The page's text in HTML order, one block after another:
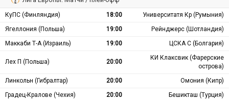
КуПС (Финляндия) 18:00
Университатя Кр (Румыния)
Ягеллония (Польша)
19:00
Рейнджерс (Шотландия)
Маккаби Т-А (Израиль)
19:00 ЦСКА С (Болгария)
Лех П (Польша) 20:00
КИ Клаксвик (Фарерские
острова)
Линкольн (Гибралтар)
20:00
Омония (Кипр)
Градец-Кралове (Чехия)
20:00
Бешикташ (Турция)